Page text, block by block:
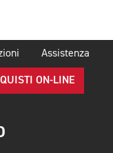
Assistenza
ON-LINE